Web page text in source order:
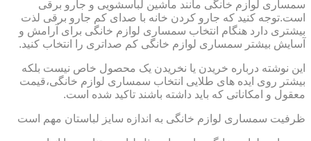
سمساری لوازم خانگی مانند ماشین لباسشویی و جارو برقی
است.توجه کنید که جارو کردن خانه با صدای کم جارو برقی لذت
بیشتری دارد هنگام انتخاب سمساری لوازم خانگی برای آرامش و
آسایش بیشتر سمساری لوازم خانگی کم صداتری را انتخاب کنید.
این نوشته درباره خریدن یا نخریدن یک محصول خاص نیست بلکه
بیشتر روی ایده های طلایی انتخاب سمساری لوازم خانگی،قیمت
معقول و امکاناتی که باید داشته باشند تاکید شده است.
ظرفیت سمساری لوازم خانگی به اندازه سایز لباستان مهم است